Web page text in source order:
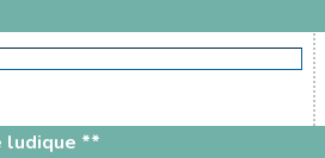
ludique **